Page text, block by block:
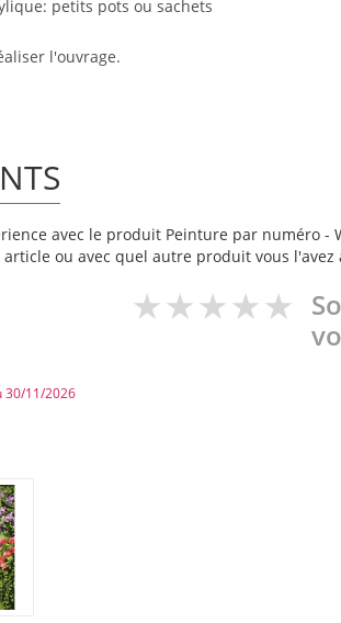
petits pots ou sachets
l'ouvrage.
avec le produit Peinture par numéro
ou avec quel autre produit vous l'avez
30/11/2026